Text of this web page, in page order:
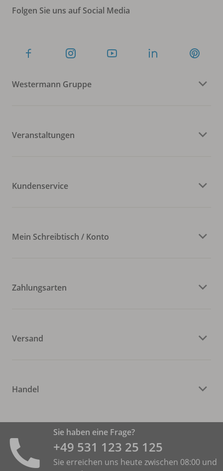
Folgen Sie uns auf Social Media
Westermann Gruppe
Veranstaltungen
Kundenservice
Mein Schreibtisch / Konto
Zahlungsarten
Versand
Handel
Sie haben eine Frage?
+49 531 ­123 25 125
Sie erreichen uns heute zwischen 08:00 und